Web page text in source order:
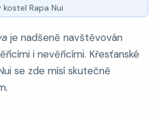
Rapa Nui
je nadšeně navštěvován
i nevěřícími. Křesťanské
se zde mísí skutečně